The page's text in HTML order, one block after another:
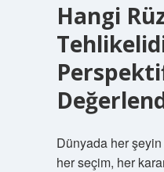
Hangi
Dünyada her
her seçim, her